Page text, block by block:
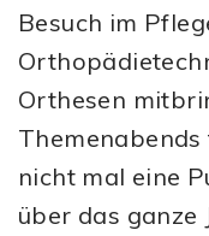
Besuch im
Orthesen
nicht mal eine
über das ganze